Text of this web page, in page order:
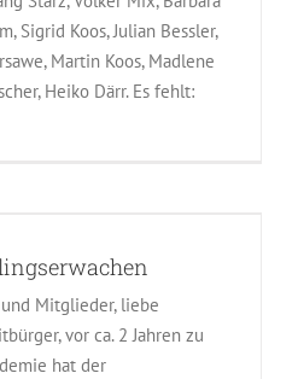
Sigrid Koos, Julian Bessler,
Martin Koos, Madlene
Heiko Därr. Es fehlt:
Mitglieder, liebe
vor ca. 2 Jahren zu
hat der